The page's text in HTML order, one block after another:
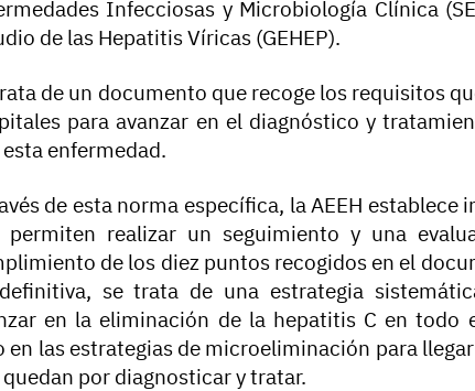
Infecciosas y Microbiología Clínica
de las Hepatitis Víricas (GEHEP).
de un documento que recoge los requisitos
para avanzar en el diagnóstico y
enfermedad.
de esta norma específica, la AEEH establece
permiten realizar un seguimiento y una
de los diez puntos recogidos en el
se trata de una estrategia
en la eliminación de la hepatitis C en todo
en las estrategias de microeliminación para
por diagnosticar y tratar.